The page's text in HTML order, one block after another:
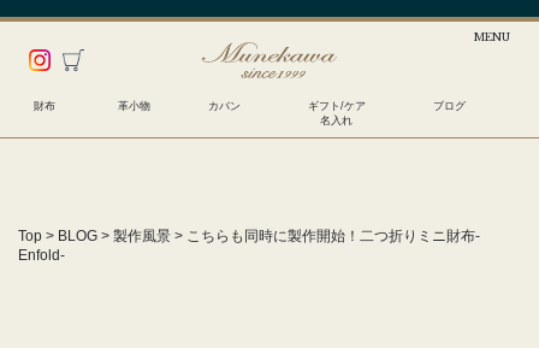
財布 革小物 カバン
ギフト/ケア
名入れ
ブログ
Top > BLOG > 製作風景 > こちらも同時に製作開始！ 二つ折りミニ財布-
Enfold-